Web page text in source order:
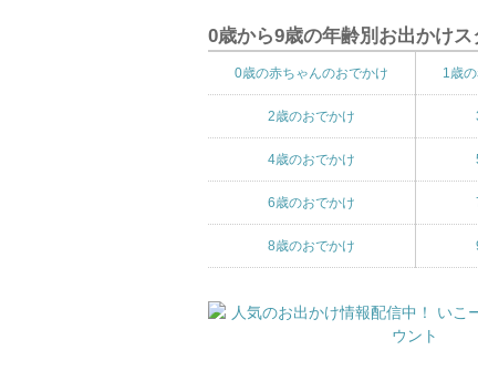
0歳から9歳の年齢別お出かけス
0歳の赤ちゃんのおでかけ 1歳
2歳のおでかけ
4歳のおでかけ
6歳のおでかけ
8歳のおでかけ